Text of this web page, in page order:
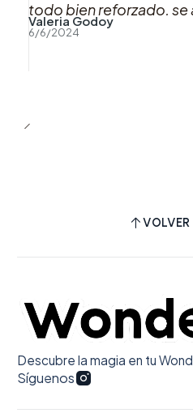
todo bien reforzado, se
buena atención y
Valeria Godoy
6/6/2024
VOLVER
Descubre la magia en tu
Síguenos